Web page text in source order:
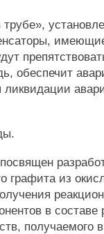
обеспечит
ликвидации
графита из
в
получаемого